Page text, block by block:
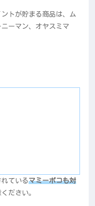
トが貯まる商品は、ム
ーマン、オヤスミマ
れているマミーポコも対
ださい。